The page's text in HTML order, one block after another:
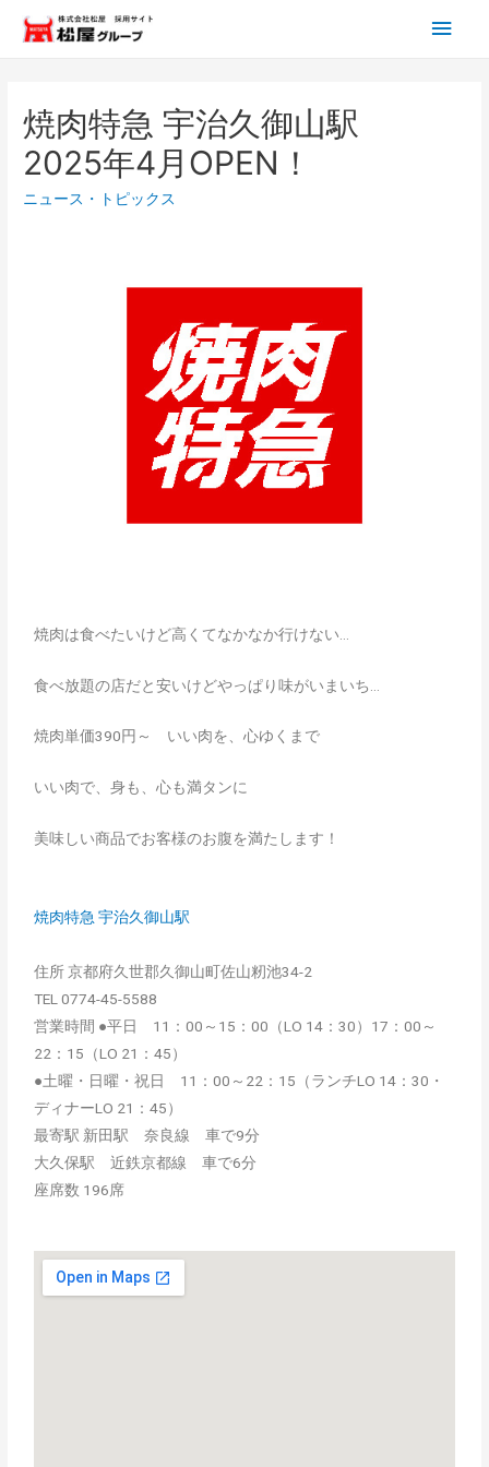
焼肉特急 宇治久御山駅
2025年4月OPEN！
ニュース・トピックス
焼肉は食べたいけど高くてなかなか行けない…
食べ放題の店だと安いけどやっぱり味がいまいち…
焼肉単価390円～ いい肉を、心ゆくまで
いい肉で、身も、心も満タンに
美味しい商品でお客様のお腹を満たします！
焼肉特急 宇治久御山駅
住所 京都府久世郡久御山町佐山籾池34-2
TEL 0774-45-5588
営業時間 ●平日 11：00～15：00（LO 14：30）17：00～
22：15（LO 21：45）
●土曜・日曜・祝日 11：00～22：15（ランチLO 14：30・
ディナーLO 21：45）
最寄駅 新田駅 奈良線 車で9分
大久保駅 近鉄京都線 車で6分
座席数 196席